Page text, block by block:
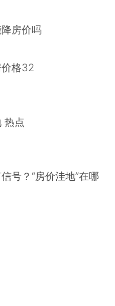
房价吗
格32
热点
号？“房价洼地”在哪